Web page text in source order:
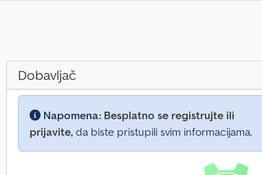
Dobavljač
Napomena: Besplatno se registrujte ili
prijavite, da biste pristupili svim informacijama.